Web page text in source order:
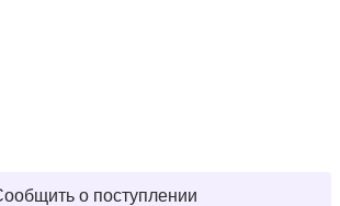
о поступлении